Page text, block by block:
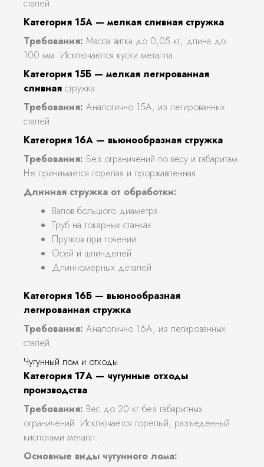
сталей.
Категория 15А — мелкая сливная стружка
Требования: Масса витка до 0,05 кг, длина до
100 мм. Исключаются куски металла.
Категория 15Б — мелкая легированная
сливная стружка
Требования: Аналогично 15А, из легированных
сталей.
Категория 16А — вьюнообразная стружка
Требования: Без ограничений по весу и габаритам.
Не принимается горелая и проржавленная.
Длинная стружка от обработки:
Валов большого диаметра
Труб на токарных станках
Прутков при точении
Осей и шпинделей
Длинномерных деталей
Категория 16Б — вьюнообразная
легированная стружка
Требования: Аналогично 16А, из легированных
сталей.
Чугунный лом и отходы
Категория 17А — чугунные отходы
производства
Требования: Вес до 20 кг без габаритных
ограничений. Исключается горелый, разъеденный
кислотами металл.
Основные виды чугунного лома: